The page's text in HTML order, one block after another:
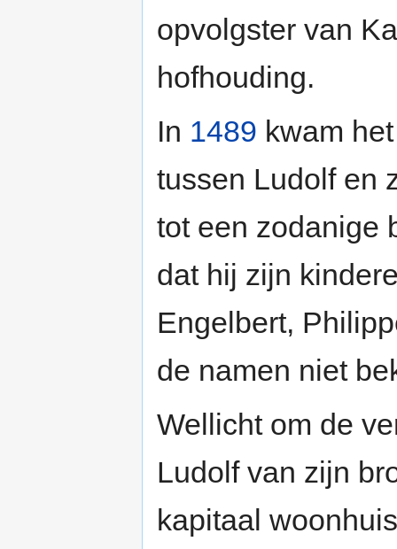
opvolgster van
hofhouding.
In 1489 kwam
tussen Ludolf en
tot een zodanige
dat hij zijn
Engelbert,
de namen niet
Wellicht om de
Ludolf van zijn
kapitaal